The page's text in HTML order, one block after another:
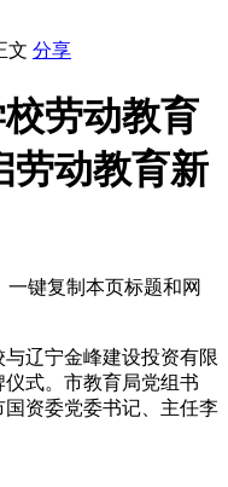
文 分享
劳动教育
劳动教育新
一键复制本页标题和网
与辽宁金峰建设投资有限
式。市教育局党组书
资委党委书记、主任李